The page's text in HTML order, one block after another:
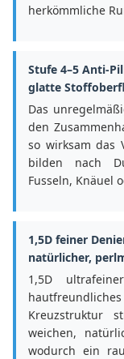
herkömmliche
Stufe 4–5 Anti-
glatte
Das
den
so wirksam das
bilden nach
Fusseln, Knäuel
1,5D feiner
natürlicher,
1,5D
Kreuzstruktur
weichen,
wodurch ein